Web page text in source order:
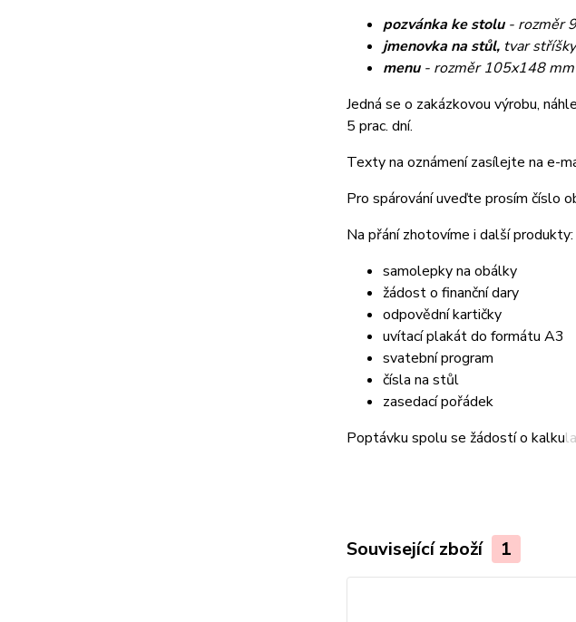
pozvánka ke stolu- rozměr
jmenovka na stůl,tvar
menu- rozměr 105x148
Jedná se o zakázkovou výrobu,
5 prac. dní.
Texty na oznámení zasílejte na e-
Pro spárování uveďte prosím číslo
Na přání zhotovíme i další produkty:
samolepky na obálky
žádost o finanční dary
odpovědní kartičky
uvítací plakát do formátu A3
svatební program
čísla na stůl
zasedací pořádek
Poptávku spolu se žádostí o
Související zboží 1